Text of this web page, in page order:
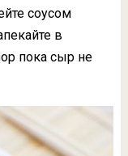
соусом
в
пока сыр не